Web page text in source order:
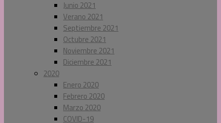
Junio 2021
Verano 2021
Septiembre 2021
Octubre 2021
Noviembre 2021
Diciembre 2021
2020
Enero 2020
Febrero 2020
Marzo 2020
COVID-19